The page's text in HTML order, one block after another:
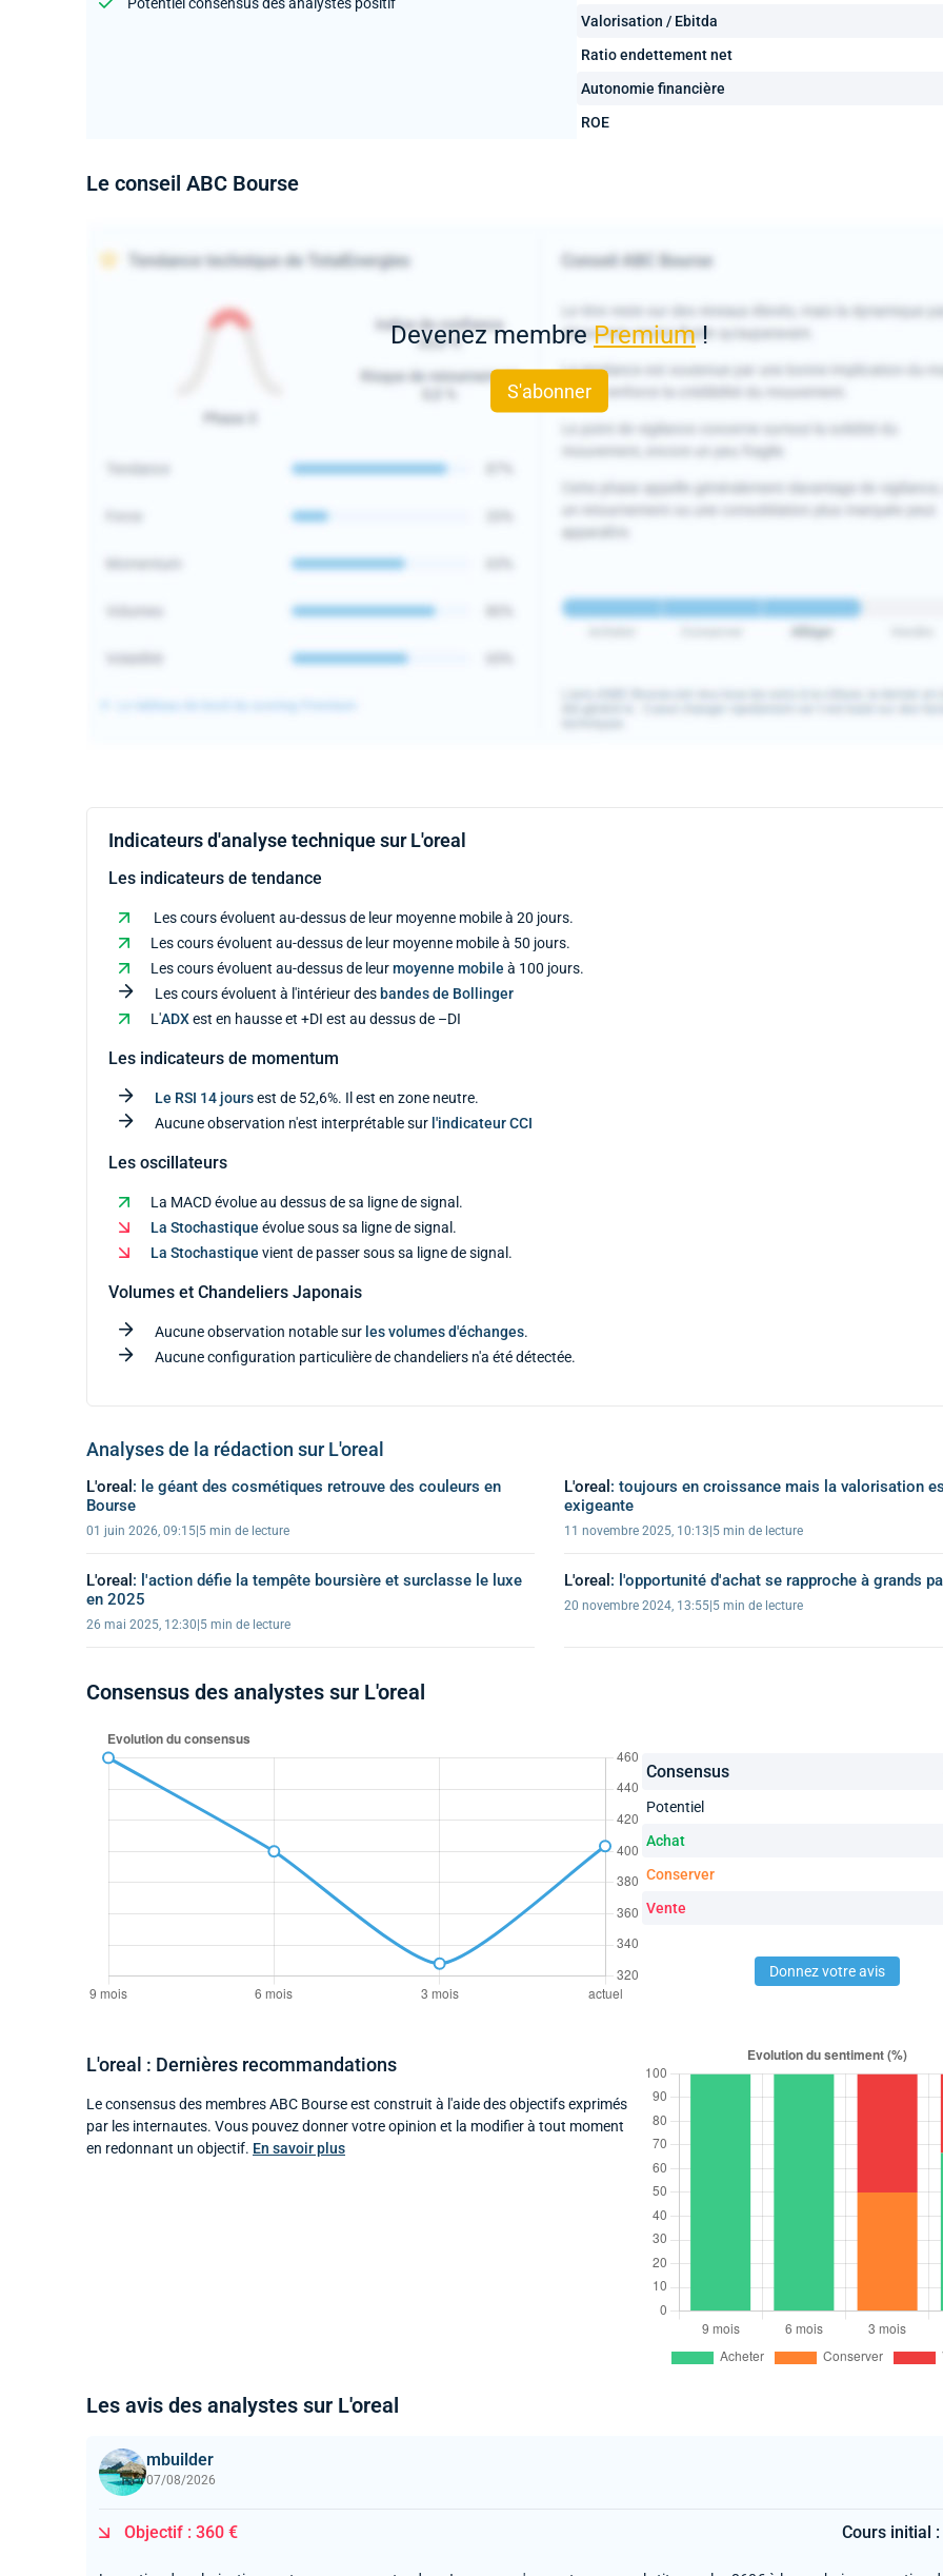
Valorisation / Ebitda
Ratio endettement net
Autonomie financière
ROE
Le conseil ABC Bourse
Devenez membrePremium!
S'abonner
Indicateurs d'analyse technique sur L'oreal
Les indicateurs de tendance
Les cours évoluent au-dessus de leur moyenne mobile à 20 jours.
Les cours évoluent au-dessus de leur moyenne mobile à 50 jours.
Les cours évoluent au-dessus de leurmoyenne mobile à 100 jours.
Les cours évoluent à l'intérieur des bandes de Bollinger
L'ADXest en hausse et +DI est au dessus de –DI
Les indicateurs de momentum
Le RSI 14 joursest de 52,6%. Il est en zone neutre.
Aucune observation n'est interprétable sur l'indicateur CCI
Les oscillateurs
La MACD évolue au dessus de sa ligne de signal.
La Stochastique évolue sous sa ligne de signal.
La Stochastique vient de passer sous sa ligne de signal.
Volumes et Chandeliers Japonais
Aucune observation notable sur les volumes d'échanges.
Aucune configuration particulière de chandeliers n'a été détectée.
Analyses de la rédaction sur L'oreal
L'oreal : le géant des cosmétiques retrouve des couleurs en
Bourse
01 juin 2026, 09:15|5 min de lecture
L'oreal : toujours en croissance mais la valorisation
exigeante
11 novembre 2025, 10:13|5 min de lecture
L'oreal : l'action défie la tempête boursière et surclasse le luxe
en 2025
26 mai 2025, 12:30|5 min de lecture
L'oreal : l'opportunité d'achat se rapproche à grands
20 novembre 2024, 13:55|5 min de lecture
Consensus des analystes sur L'oreal
Consensus
Potentiel
Achat
Conserver
Vente
Donnez votre avis
L'oreal : Dernières recommandations
Le consensus des membres ABC Bourse est construit à l'aide des objectifs exprimés
par les internautes. Vous pouvez donner votre opinion et la modifier à tout moment
en redonnant un objectif. En savoir plus
Les avis des analystes sur L'oreal
mbuilder
07/08/2026
Objectif : 360 € Cours initial